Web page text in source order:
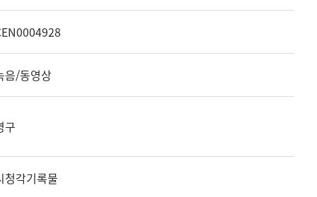
음/동영상
구
청각기록물